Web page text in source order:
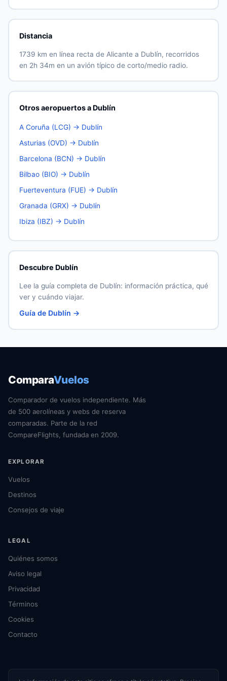
Distancia
1739 km en línea recta de Alicante a Dublín, recorridos
en 2h 34m en un avión típico de corto/medio radio.
Otros aeropuertos a Dublín
A Coruña (LCG) → Dublín
Asturias (OVD) → Dublín
Barcelona (BCN) → Dublín
Bilbao (BIO) → Dublín
Fuerteventura (FUE) → Dublín
Granada (GRX) → Dublín
Ibiza (IBZ) → Dublín
Descubre Dublín
Lee la guía completa de Dublín: información práctica, qué
ver y cuándo viajar.
Guía de Dublín →
ComparaVuelos
Comparador de vuelos independiente. Más
de 500 aerolíneas y webs de reserva
comparadas. Parte de la red
CompareFlights, fundada en 2009.
EXPLORAR
Vuelos
Destinos
Consejos de viaje
LEGAL
Quiénes somos
Aviso legal
Privacidad
Términos
Cookies
Contacto